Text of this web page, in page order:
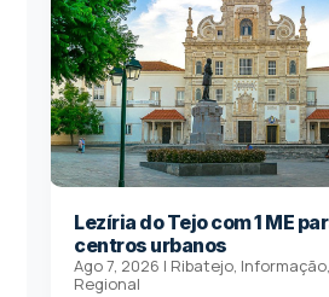
Lezíria do Tejo com 1 ME
centros urbanos
Ago 7, 2026 | Ribatejo, Informação,
Regional